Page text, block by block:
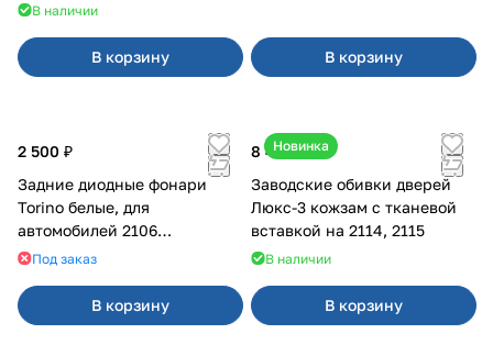
В наличии
В корзину В корзину
2 500 ₽
Задние диодные фонари
Torino белые, для
автомобилей 2106
(классика), 2121 () DL5270
Под заказ
В корзину
Новинка
8 450 ₽
Заводские обивки дверей
Люкс-3 кожзам с тканевой
вставкой на 2114, 2115
В наличии
В корзину